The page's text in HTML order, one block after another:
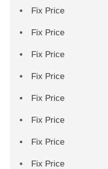
Fix Price
Fix Price
Fix Price
Fix Price
Fix Price
Fix Price
Fix Price
Fix Price